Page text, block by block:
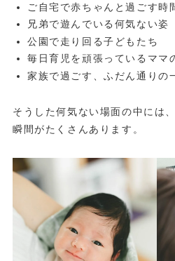
ご自宅で赤ちゃんと過ごす時
兄弟で遊んでいる何気ない姿
公園で走り回る子どもたち
毎日育児を頑張っているママ
家族で過ごす、ふだん通りの
そうした何気ない場面の中には
瞬間がたくさんあります。